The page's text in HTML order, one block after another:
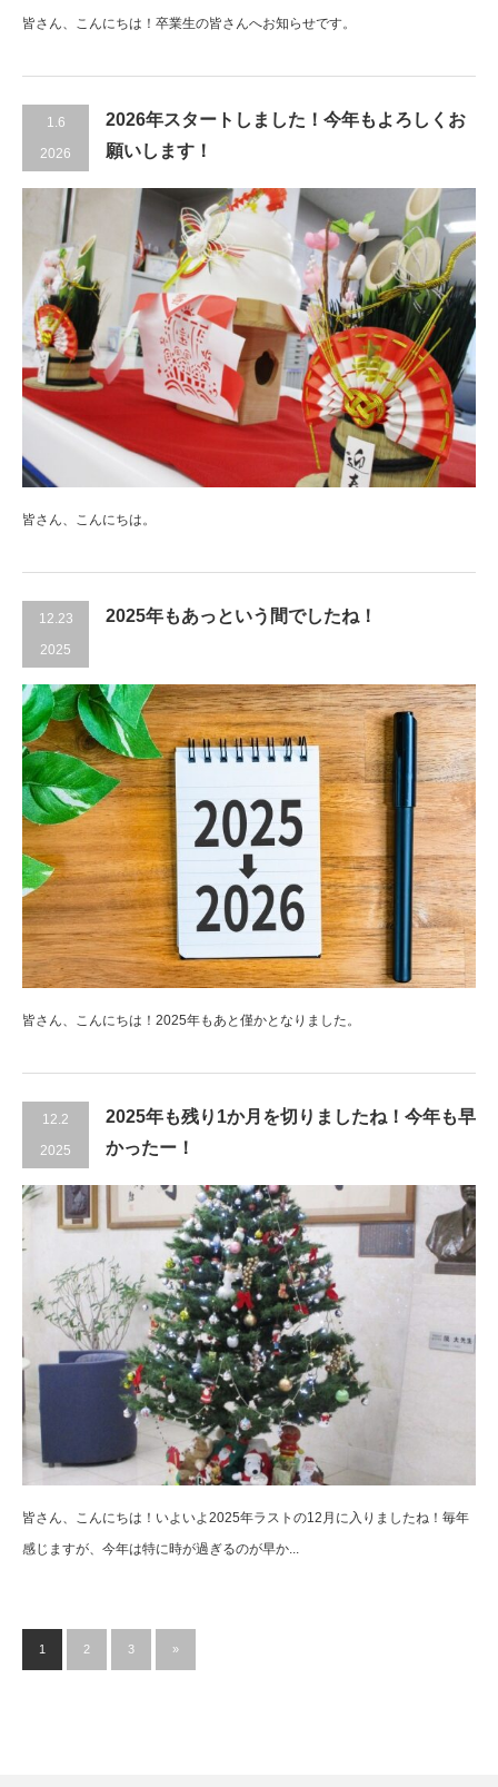
皆さん、こんにちは！卒業生の皆さんへお知らせです。
1.6
2026
2026年スタートしました！今年もよろしくお
願いします！
皆さん、こんにちは。
12.23
2025
2025年もあっという間でしたね！
皆さん、こんにちは！2025年もあと僅かとなりました。
12.2
2025
2025年も残り1か月を切りましたね！今年も早
かったー！
皆さん、こんにちは！いよいよ2025年ラストの12月に入りましたね！毎年
感じますが、今年は特に時が過ぎるのが早か...
1 2 3 »